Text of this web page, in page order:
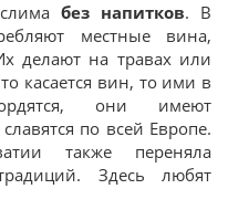
без напитков. В
местные вина,
делают на травах или
касается вин, то ими в
они имеют
по всей Европе.
также переняла
Здесь любят